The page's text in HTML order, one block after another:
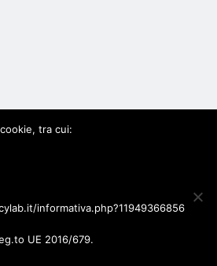
tra cui:
informativa.php?11949366856
UE 2016/679.